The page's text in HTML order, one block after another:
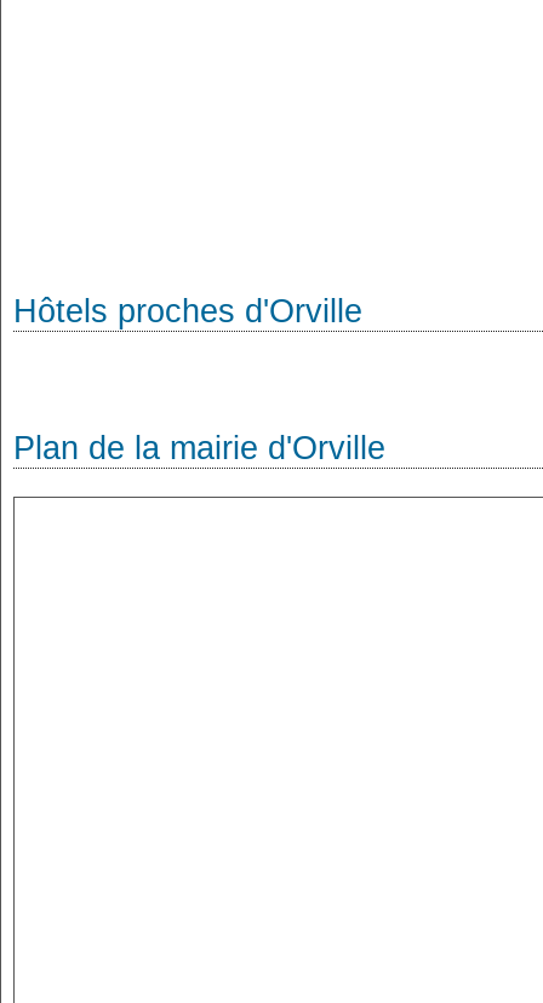
Hôtels proches d'Orville
Plan de la mairie d'Orville